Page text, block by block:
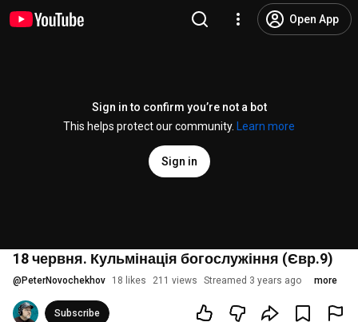
Open App
Sign in to confirm you’re not a bot
This helps protect our community.
Learn more
Sign in
18 червня. Кульмінація богослужіння (Євр.9)
@ PeterNovochekhov 18 likes 211 views Streamed 3 years ago more
Subscribe